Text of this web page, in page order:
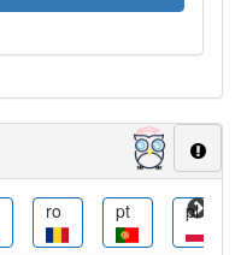
im Bereich
den Artikel
ro pt pl